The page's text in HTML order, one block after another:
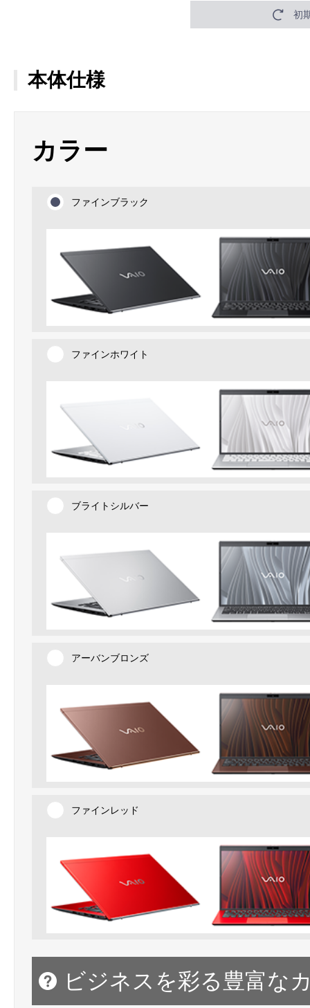
初
本体仕様
カラー
ファインブラック
ファインホワイト
ブライトシルバー
アーバンブロンズ
ファインレッド
ビジネスを彩る豊富な